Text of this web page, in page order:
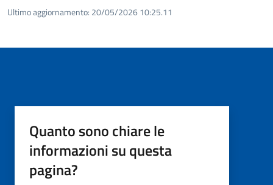
Ultimo aggiornamento: 20/05/2026 10:25.11
Quanto sono chiare le
informazioni su questa
pagina?